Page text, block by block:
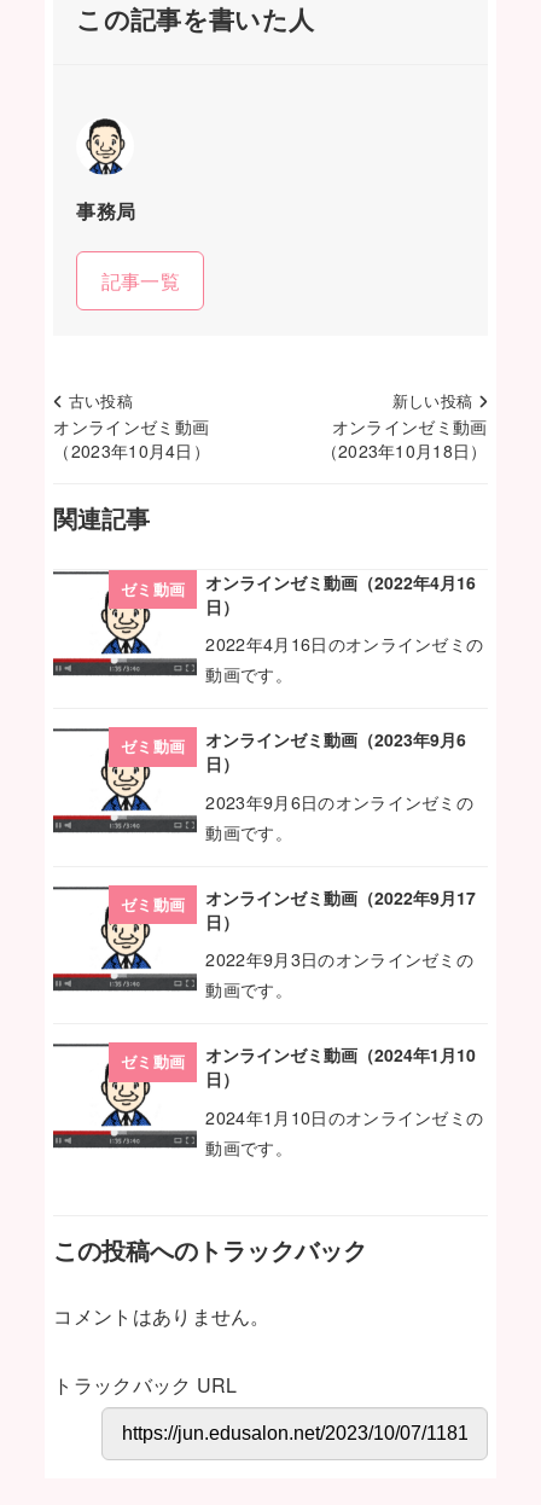
この記事を書いた人
事務局
記事一覧
古い投稿
オンラインゼミ動画
（2023年10月4日）
新しい投稿
オンラインゼミ動画
（2023年10月18日）
関連記事
ゼミ動画
オンラインゼミ動画（2022年4月16
日）
2022年4月16日のオンラインゼミの
動画です。
ゼミ動画
オンラインゼミ動画（2023年9月6
日）
2023年9月6日のオンラインゼミの
動画です。
ゼミ動画
オンラインゼミ動画（2022年9月17
日）
2022年9月3日のオンラインゼミの
動画です。
ゼミ動画
オンラインゼミ動画（2024年1月10
日）
2024年1月10日のオンラインゼミの
動画です。
この投稿へのトラックバック
コメントはありません。
トラックバック URL